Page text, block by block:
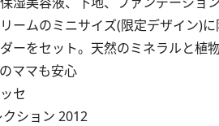
ームのミニサイズ(限定デザイン)
ーをセット。天然のミネラルと植
ママも安心
セ
クション 2012